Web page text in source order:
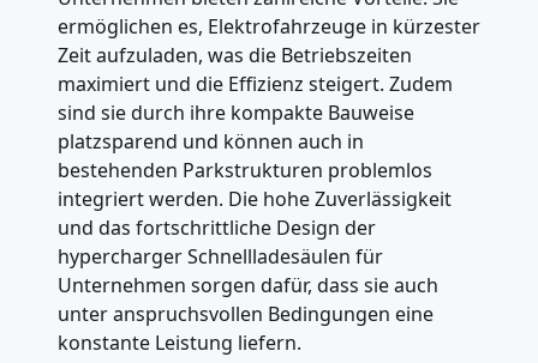
ermöglichen es, Elektrofahrzeuge in kürzester
Zeit aufzuladen, was die Betriebszeiten
maximiert und die Effizienz steigert. Zudem
sind sie durch ihre kompakte Bauweise
platzsparend und können auch in
bestehenden Parkstrukturen problemlos
integriert werden. Die hohe Zuverlässigkeit
und das fortschrittliche Design der
hypercharger Schnellladesäulen für
Unternehmen sorgen dafür, dass sie auch
unter anspruchsvollen Bedingungen eine
konstante Leistung liefern.